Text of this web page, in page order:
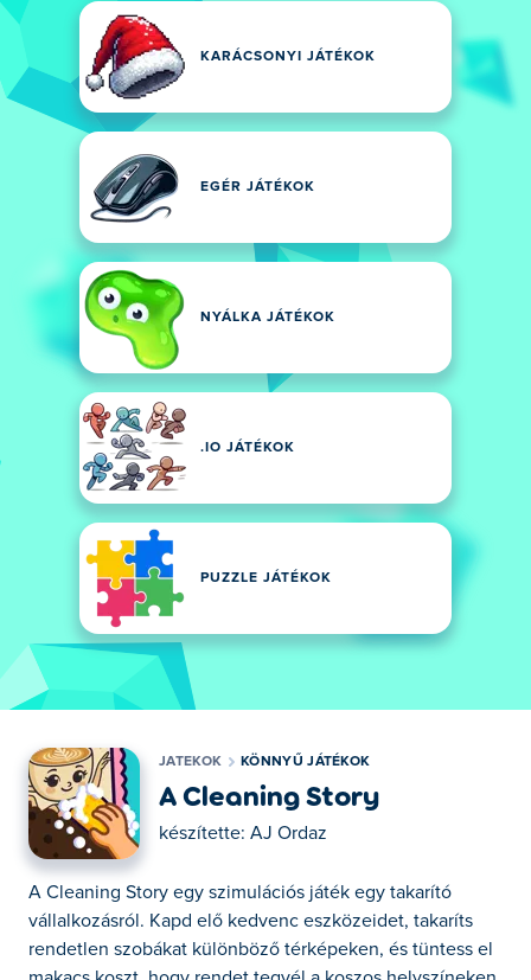
KARÁCSONYI JÁTÉKOK
EGÉR JÁTÉKOK
NYÁLKA JÁTÉKOK
.IO JÁTÉKOK
PUZZLE JÁTÉKOK
JATEKOK KÖNNYŰ JÁTÉKOK
A Cleaning Story
készítette: AJ Ordaz
A Cleaning Story egy szimulációs játék egy takarító
vállalkozásról. Kapd elő kedvenc eszközeidet, takaríts
rendetlen szobákat különböző térképeken, és tüntess el